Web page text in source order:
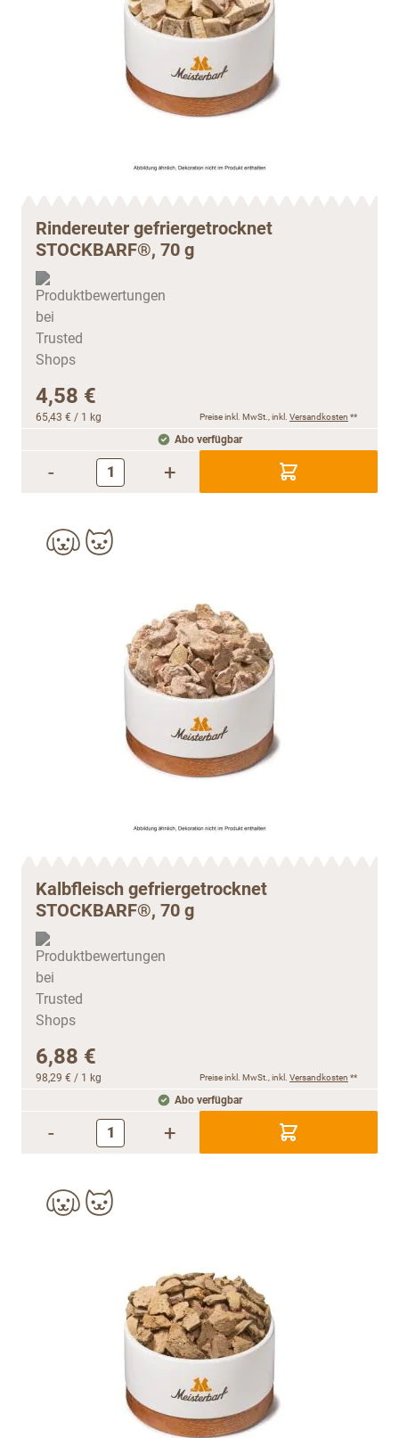
Rindereuter gefriergetrocknet
STOCKBARF®, 70 g
4,58 €
65,43 € / 1 kg Preise inkl. MwSt., inkl. Versandkosten **
Abo verfügbar
- +
Kalbfleisch gefriergetrocknet
STOCKBARF®, 70 g
6,88 €
98,29 € / 1 kg Preise inkl. MwSt., inkl. Versandkosten **
Abo verfügbar
- +